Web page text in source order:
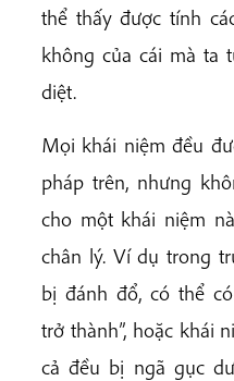
thể thấy được tính
không của cái mà ta
diệt.
Mọi khái niệm đều
pháp trên, nhưng
cho một khái niệm
chân lý. Ví dụ trong
bị đánh đổ, có thể
trở thành”, hoặc khái
cả đều bị ngã gục